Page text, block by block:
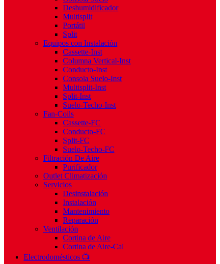
Deshumidificador
Multisplit
Portátil
Split
Equipos con Instalación
Cassette-Inst
Columna Vertical-Inst
Conducto-Inst
Consola Suelo-Inst
Multisplit-Inst
Split-Inst
Suelo-Techo-Inst
Fan-Coils
Cassette-FC
Conducto-FC
Split-FC
Suelo-Techo-FC
Filtración De Aire
Purificador
Outlet Climatización
Servicios
Desinstalación
Instalación
Mantenimiento
Reparación
Ventilación
Cortina de Aire
Cortina de Aire-Cal
Electrodomésticos 📺